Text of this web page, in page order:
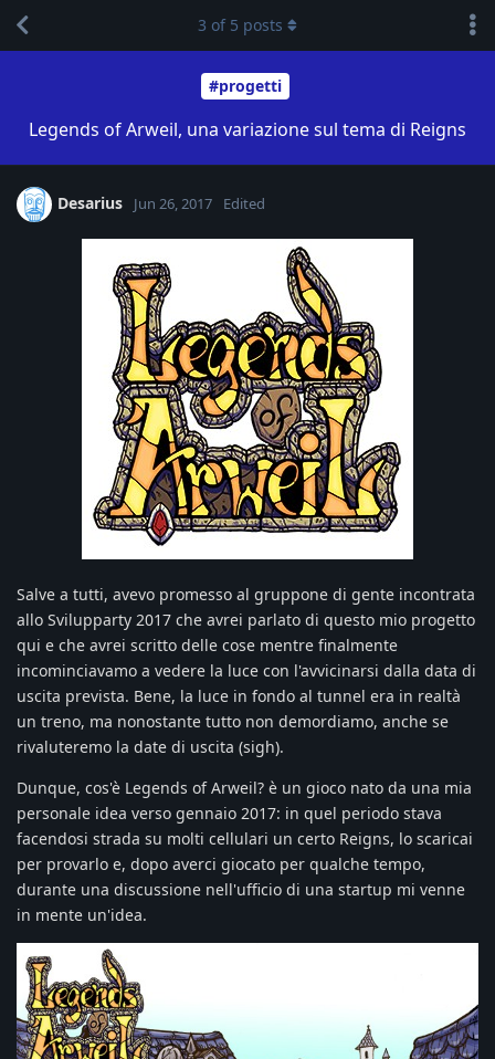
#progetti
Legends of Arweil, una variazione sul tema di Reigns
3 of 5 posts
Desarius Jun 26, 2017 Edited
Salve a tutti, avevo promesso al gruppone di gente incontrata
allo Svilupparty 2017 che avrei parlato di questo mio progetto
qui e che avrei scritto delle cose mentre finalmente
incominciavamo a vedere la luce con l'avvicinarsi dalla data di
uscita prevista. Bene, la luce in fondo al tunnel era in realtà
un treno, ma nonostante tutto non demordiamo, anche se
rivaluteremo la date di uscita (sigh).
Dunque, cos'è Legends of Arweil? è un gioco nato da una mia
personale idea verso gennaio 2017: in quel periodo stava
facendosi strada su molti cellulari un certo Reigns, lo scaricai
per provarlo e, dopo averci giocato per qualche tempo,
durante una discussione nell'ufficio di una startup mi venne
in mente un'idea.